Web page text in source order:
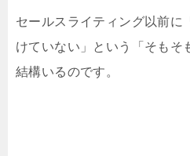
セールスライティング以前に
けていない」という「そもそ
結構いるのです。